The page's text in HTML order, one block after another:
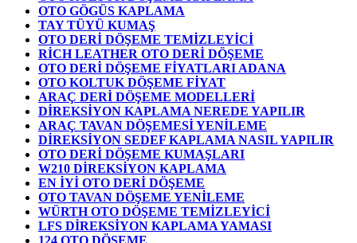
OTO GÖGÜS KAPLAMA
TAY TÜYÜ KUMAŞ
OTO DERİ DÖŞEME TEMİZLEYİCİ
RİCH LEATHER OTO DERİ DÖŞEME
OTO DERİ DÖŞEME FİYATLARI ADANA
OTO KOLTUK DÖŞEME FİYAT
ARAÇ DERİ DÖŞEME MODELLERİ
DİREKSİYON KAPLAMA NEREDE YAPILIR
ARAÇ TAVAN DÖŞEMESİ YENİLEME
DİREKSİYON SEDEF KAPLAMA NASIL YAPILIR
OTO DERİ DÖŞEME KUMAŞLARI
W210 DİREKSİYON KAPLAMA
EN İYİ OTO DERİ DÖŞEME
OTO TAVAN DÖŞEME YENİLEME
WÜRTH OTO DÖŞEME TEMİZLEYİCİ
LFS DİREKSİYON KAPLAMA YAMASI
124 OTO DÖŞEME